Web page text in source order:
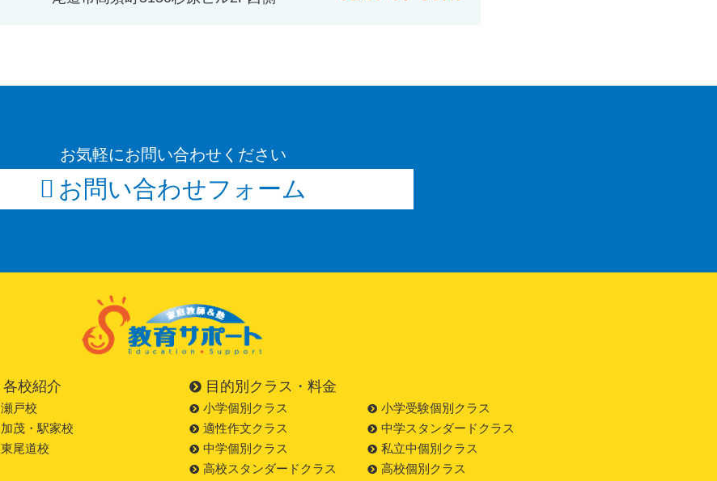
お気軽にお問い合わせください
お問い合わせフォーム
各校紹介
瀬戸校
加茂・駅家校
東尾道校
目的別クラス・料金
小学個別クラス
小学受験個別クラス
適性作文クラス
中学スタンダードクラス
中学個別クラス
私立中個別クラス
高校スタンダードクラス
高校個別クラス